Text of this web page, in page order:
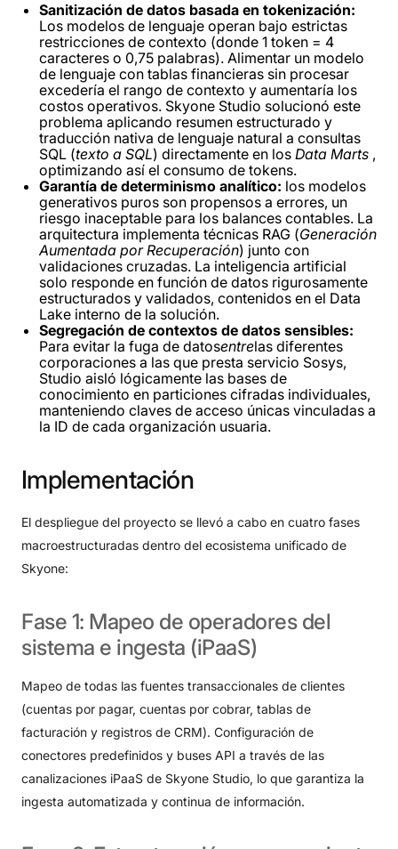
Sanitización de datos basada en tokenización:
Los modelos de lenguaje operan bajo estrictas
restricciones de contexto (donde 1 token = 4
caracteres o 0,75 palabras). Alimentar un modelo
de lenguaje con tablas financieras sin procesar
excedería el rango de contexto y aumentaría los
costos operativos. Skyone Studio solucionó este
problema aplicando resumen estructurado y
traducción nativa de lenguaje natural a consultas
SQL (texto a SQL) directamente en los Data Marts ,
optimizando así el consumo de tokens.
Garantía de determinismo analítico: los modelos
generativos puros son propensos a errores, un
riesgo inaceptable para los balances contables. La
arquitectura implementa técnicas RAG (Generación
Aumentada por Recuperación) junto con
validaciones cruzadas. La inteligencia artificial
solo responde en función de datos rigurosamente
estructurados y validados, contenidos en el Data
Lake interno de la solución.
Segregación de contextos de datos sensibles:
Para evitar la fuga de datosentrelas diferentes
corporaciones a las que presta servicio Sosys,
Studio aisló lógicamente las bases de
conocimiento en particiones cifradas individuales,
manteniendo claves de acceso únicas vinculadas a
la ID de cada organización usuaria.
Implementación
El despliegue del proyecto se llevó a cabo en cuatro fases
macroestructuradas dentro del ecosistema unificado de
Skyone:
Fase 1: Mapeo de operadores del
sistema e ingesta (iPaaS)
Mapeo de todas las fuentes transaccionales de clientes
(cuentas por pagar, cuentas por cobrar, tablas de
facturación y registros de CRM). Configuración de
conectores predefinidos y buses API a través de las
canalizaciones iPaaS de Skyone Studio, lo que garantiza la
ingesta automatizada y continua de información.